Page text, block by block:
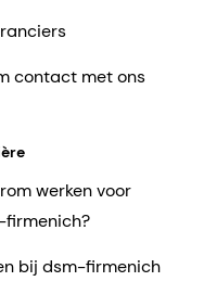
contact met ons
werken voor
bij dsm-firmenich